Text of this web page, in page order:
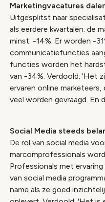
Marketingvacatures
Uitgesplitst naar
als eerdere kwartalen: de
minst: -14%. Er worden -
communicatiefuncties
functies worden het
van -34%. Verdoold: 'Het
ervaren online
veel worden gevraagd. En
Social Media steeds
De rol van social media
marcomprofessionals
Professionals met
van social media
name als ze goed